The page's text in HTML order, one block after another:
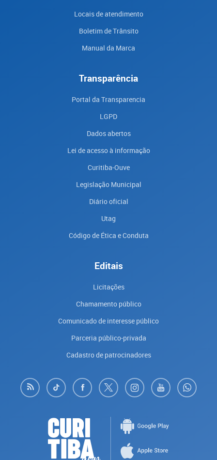
Locais de atendimento
Boletim de Trânsito
Manual da Marca
Transparência
Portal da Transparencia
LGPD
Dados abertos
Lei de acesso à informação
Curitiba-Ouve
Legislação Municipal
Diário oficial
Utag
Código de Ética e Conduta
Editais
Licitações
Chamamento público
Comunicado de interesse público
Parceria público-privada
Cadastro de patrocinadores